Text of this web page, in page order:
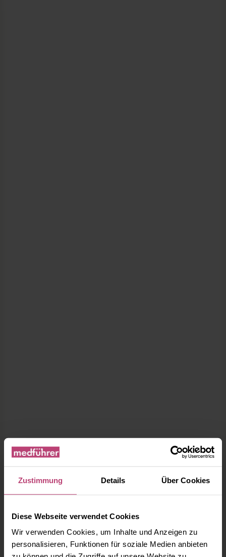
Zustimmung Details Über Cookies
Diese Webseite verwendet Cookies
Wir verwenden Cookies, um Inhalte und Anzeigen zu
personalisieren, Funktionen für soziale Medien anbieten